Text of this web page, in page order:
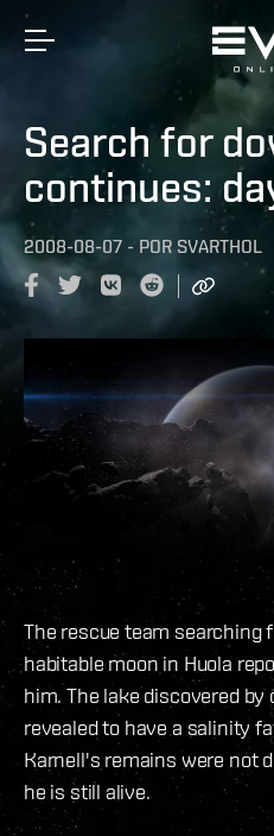
Search for
continues:
2008-08-07 - POR SVARTHOL
The rescue team searching
habitable moon in Huola
him. The lake discovered
revealed to have a salinity
Karnell's remains were not
he is still alive.